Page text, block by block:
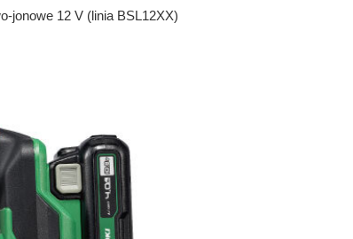
jonowe 12 V (linia BSL12XX)